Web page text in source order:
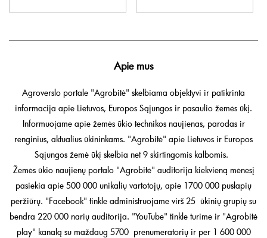
Apie mus
Agroverslo portale "Agrobitė" skelbiama objektyvi ir patikrinta
informacija apie Lietuvos, Europos Sąjungos ir pasaulio žemės ūkį.
Informuojame apie žemės ūkio technikos naujienas, parodas ir
renginius, aktualius ūkininkams. "Agrobitė" apie Lietuvos ir Europos
Sąjungos žemė ūkį skelbia net 9 skirtingomis kalbomis.
Žemės ūkio naujienų portalo "Agrobitė" auditorija kiekvieną mėnesį
pasiekia apie 500 000 unikalių vartotojų, apie 1700 000 puslapių
peržiūrų. "Facebook" tinkle administruojame virš 25 ūkinių grupių su
bendra 220 000 narių auditorija. "YouTube" tinkle turime ir "Agrobitė
play" kanalą su maždaug 5700 prenumeratorių ir per 1 600 000